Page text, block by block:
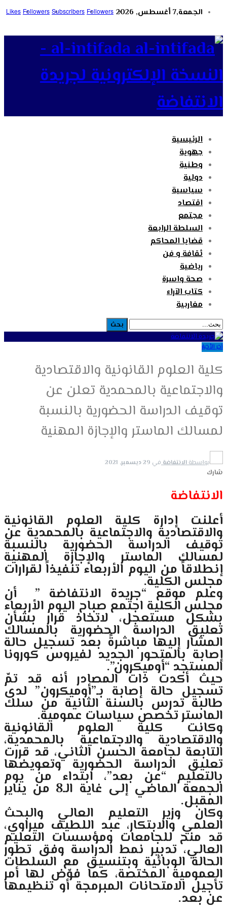
Likes Followers Subscribers Followers الجمعة,7 أغسطس, 2026
al-intifada -
النسخة الإلكترونية لجريدة
الانتفاضة
الرئيسية
جهوية
وطنية
دولية
سياسية
اقتصاد
مجتمع
السلطة الرابعة
قضايا المحاكم
ثقافة و فن
رياضية
صحة واسرة
كتاب الآراء
مغاربية
آخر الأخبار
كلية العلوم القانونية والاقتصادية
والاجتماعية بالمحمدية تعلن عن
توقيف الدراسة الحضورية بالنسبة
لمسالك الماستر والإجازة المهنية
بواسطةالانتفاضة في 29 ديسمبر, 2021
شارك
الانتفاضة
أعلنت إدارة كلية العلوم القانونية
والاقتصادية والاجتماعية بالمحمدية عن
توقيف الدراسة الحضورية بالنسبة
لمسالك الماستر والإجازة المهنية
إنطلاقاً من اليوم الأربعاء تنفيذاً لقرارات
مجلس الكلية.
وعلم موقع “جريدة الانتفاضة ” أن
مجلس الكلية اجتمع صباح اليوم الأربعاء
بشكل مستعجل، لاتخاذ قرار بشأن
تعليق الدراسة الحضورية بالمسالك
المشار إليها مباشرةً بعد تسجيل حالة
إصابة بالمتحور الجديد لفيروس كورونا
المستجد “أوميكرون”.
حيث أكدت ذات المصادر أنه قد تمّ
تسجيل حالة إصابة بـ”أوميكرون” لدى
طالبة تدرس بالسنة الثانية من سلك
الماستر تخصص سياسات عمومية.
وكانت كلية العلوم القانونية
والاقتصادية والاجتماعية بالمحمدية،
التابعة لجامعة الحسن الثاني، قد قررت
تعليق الدراسة الحضورية وتعويضها
بالتعليم “عن بعد”، ابتداء من يوم
الجمعة الماضي إلى غاية الـ8 من يناير
المقبل.
وكان وزير التعليم العالي والبحث
العلمي والابتكار، عبد اللطيف ميراوي،
قد منح للجامعات ومؤسسات التعليم
العالي، تدبير نمط الدراسة وفق تطور
الحالة الوبائية وبتنسيق مع السلطات
العمومية المختصة، كما فوّض لها أمر
تأجيل الامتحانات المبرمجة أو تنظيمها
عن بعد.